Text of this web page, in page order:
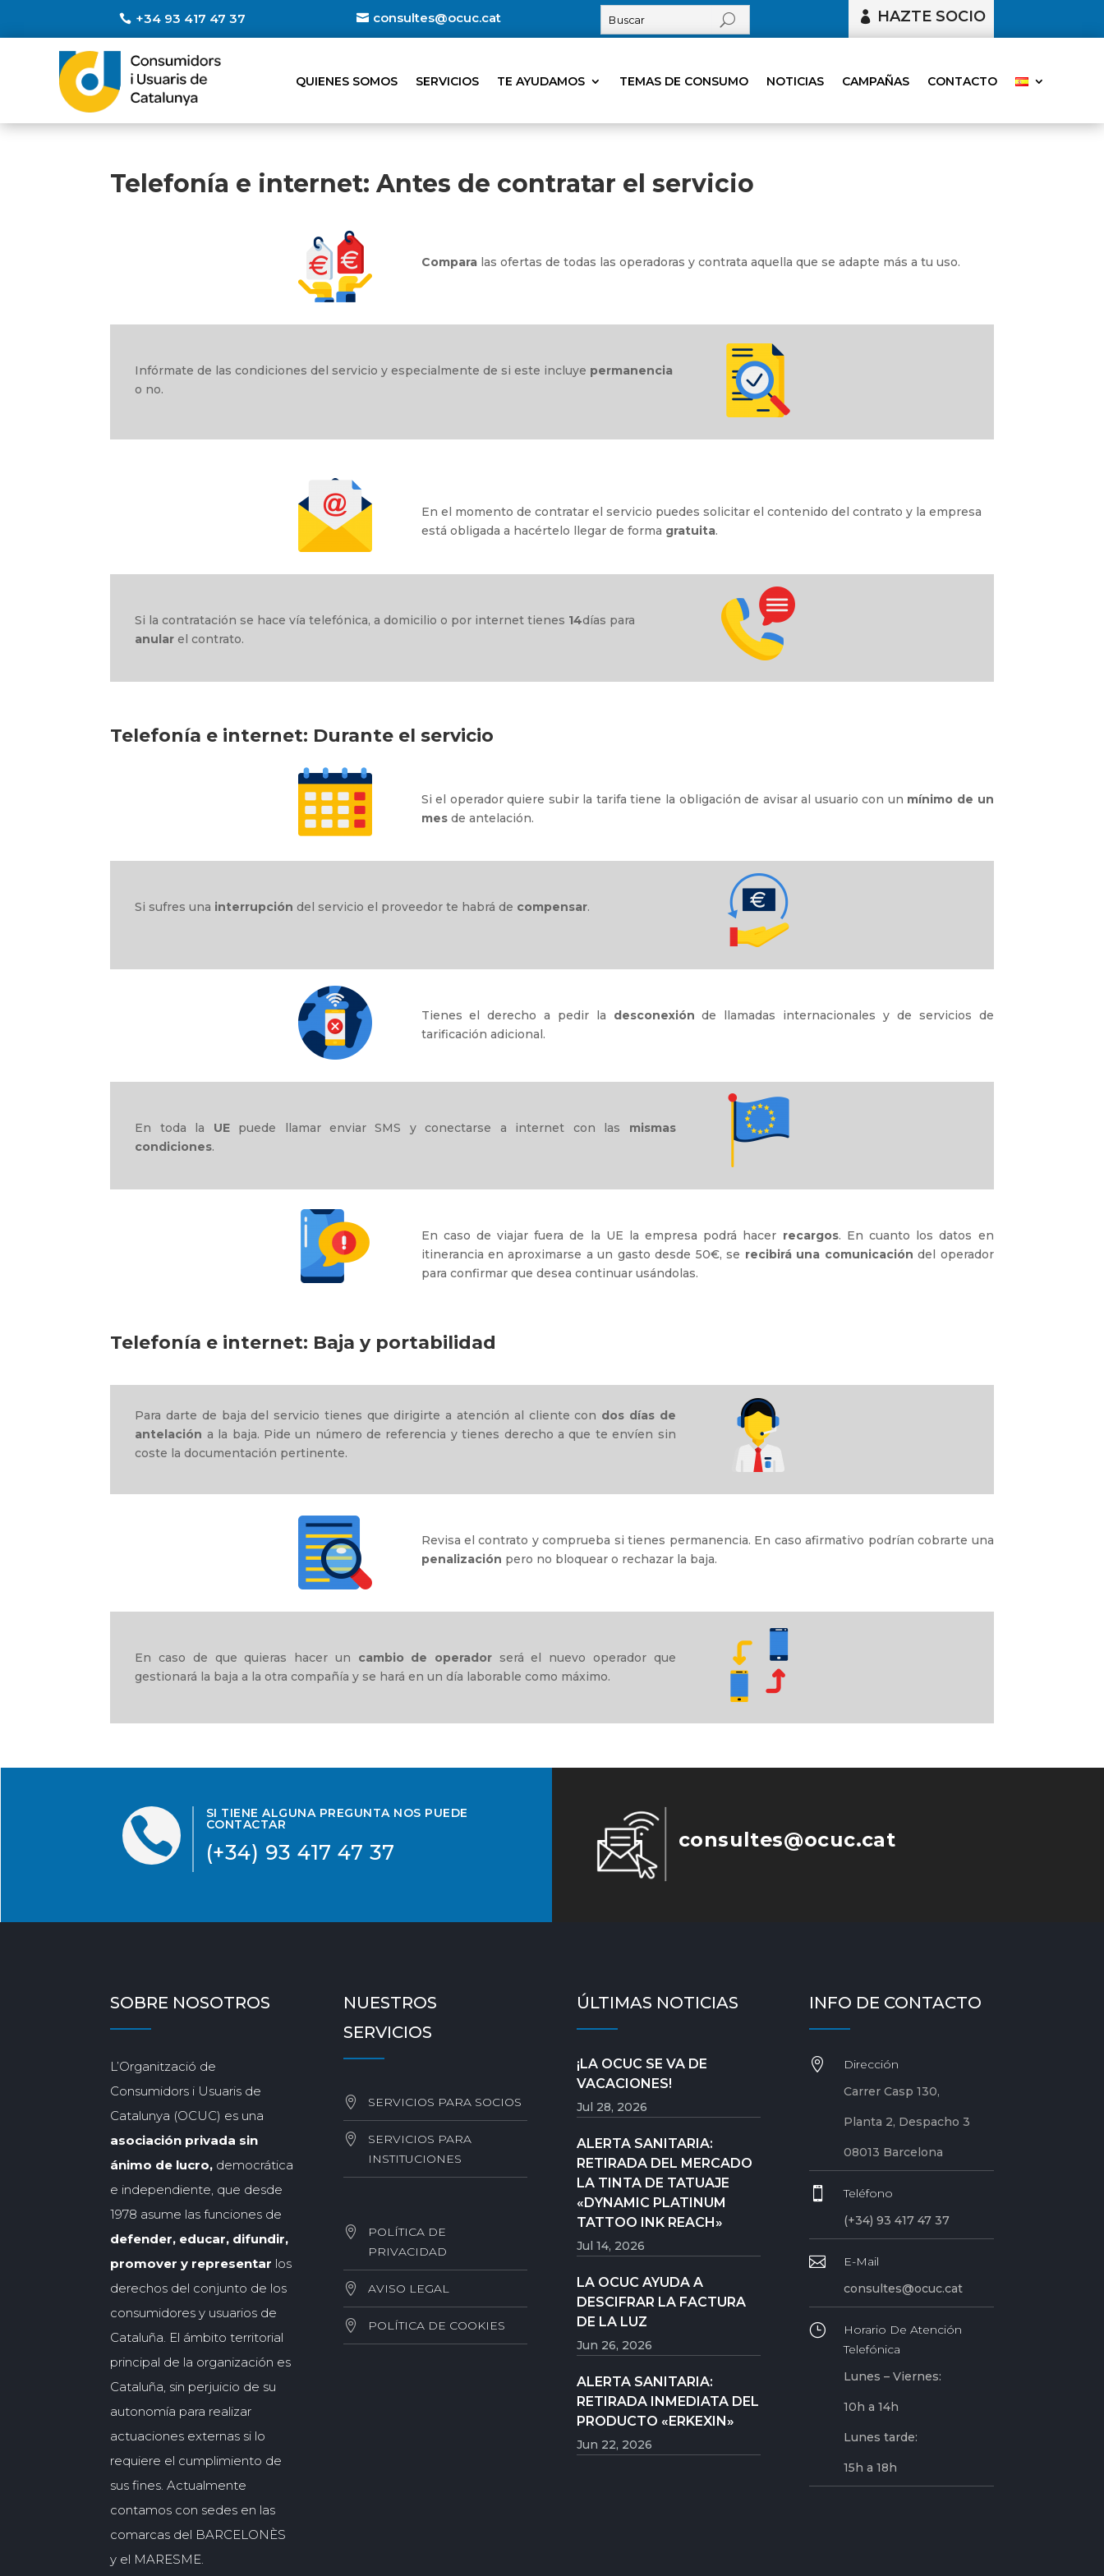
+34 93 417 47 37 consultes@ocuc.cat HAZTE SOCIO
QUIENES SOMOS SERVICIOS TE AYUDAMOS TEMAS DE CONSUMO NOTICIAS CAMPAÑAS CONTACTO
Telefonía e internet:Antes de contratar el servicio
Comparalas ofertas de todas las operadoras y contrata aquella que se adapte más a tu uso.
Infórmate de las condiciones del servicio y especialmente de si este incluye permanencia
o no.
En el momento de contratar el servicio puedes solicitar el contenido del contrato y la empresa
está obligada a hacértelo llegar de forma gratuita.
Si la contratación se hace vía telefónica, a domicilio o por internet tienes 14días para
anular el contrato.
Telefonía e internet: Durante el servicio
Si el operador quiere subir la tarifa tiene la obligación de avisar al usuario con un mínimo de un
mesde antelación.
Si sufres una interrupción del servicio el proveedor te habrá de compensar.
Tienes el derecho a pedir la desconexión de llamadas internacionales y de servicios de
tarificación adicional.
En toda la UEpuede llamar enviar SMS y conectarse a internet con las mismas
condiciones.
En caso de viajar fuera de la UE la empresa podrá hacer recargos. En cuanto los datos en
itinerancia en aproximarse a un gasto desde 50€, se recibirá una comunicación del operador
para confirmar que desea continuar usándolas.
Telefonía e internet: Baja y portabilidad
Para darte de baja del servicio tienes que dirigirte a atención al cliente con dos días de
antelación a la baja. Pide un número de referencia y tienes derecho a que te envíen sin
coste la documentación pertinente.
Revisa el contrato y comprueba si tienes permanencia. En caso afirmativo podrían cobrarte una
penalización pero no bloquear o rechazar la baja.
En caso de que quieras hacer un cambio de operadorserá el nuevo operador que
gestionará la baja a la otra compañía y se hará en un día laborable como máximo.
 SI TIENE ALGUNA PREGUNTA NOS PUEDE
CONTACTAR
(+34) 93 417 47 37
consultes@ocuc.cat
SOBRE NOSOTROS
L’Organització de
Consumidors i Usuaris de
Catalunya (OCUC) es una
asociación privada sin
ánimo de lucro, democrática
e independiente, que desde
1978 asume las funciones de
defender, educar, difundir,
promover y representar los
derechos del conjunto de los
consumidores y usuarios de
Cataluña. El ámbito territorial
principal de la organización es
Cataluña, sin perjuicio de su
autonomía para realizar
actuaciones externas si lo
requiere el cumplimiento de
sus fines. Actualmente
contamos con sedes en las
comarcas del BARCELONÈS
y el MARESME.
NUESTROS
SERVICIOS
SERVICIOS PARA SOCIOS
SERVICIOS PARA
INSTITUCIONES
POLÍTICA DE
PRIVACIDAD
AVISO LEGAL
POLÍTICA DE COOKIES
ÚLTIMAS NOTICIAS
¡LA OCUC SE VA DE
VACACIONES!
Jul 28, 2026
ALERTA SANITARIA:
RETIRADA DEL MERCADO
LA TINTA DE TATUAJE
«DYNAMIC PLATINUM
TATTOO INK REACH»
Jul 14, 2026
LA OCUC AYUDA A
DESCIFRAR LA FACTURA
DE LA LUZ
Jun 26, 2026
ALERTA SANITARIA:
RETIRADA INMEDIATA DEL
PRODUCTO «ERKEXIN»
Jun 22, 2026
INFO DE CONTACTO

Dirección
Carrer Casp 130,
Planta 2, Despacho 3
08013 Barcelona

Teléfono
(+34) 93 417 47 37

E-Mail
consultes@ocuc.cat
}
Horario De Atención
Telefónica
Lunes – Viernes:
10h a 14h
Lunes tarde:
15h a 18h